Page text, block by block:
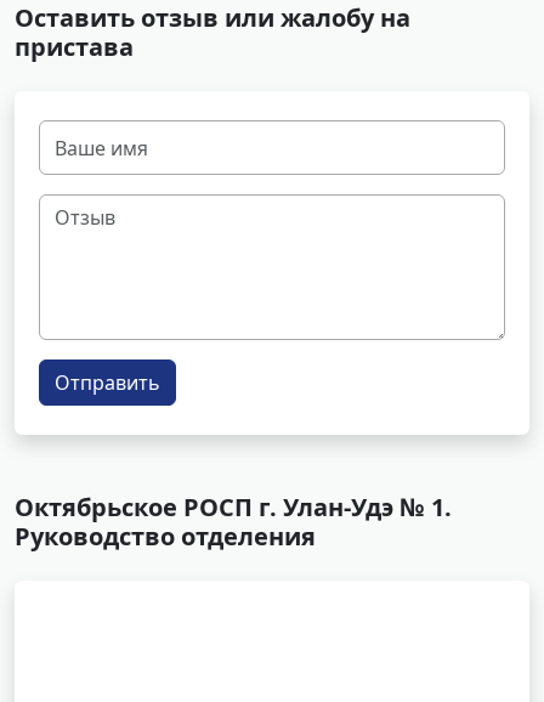
Оставить отзыв или жалобу на
пристава
Отправить
Октябрьское РОСП г. Улан-Удэ № 1.
Руководство отделения